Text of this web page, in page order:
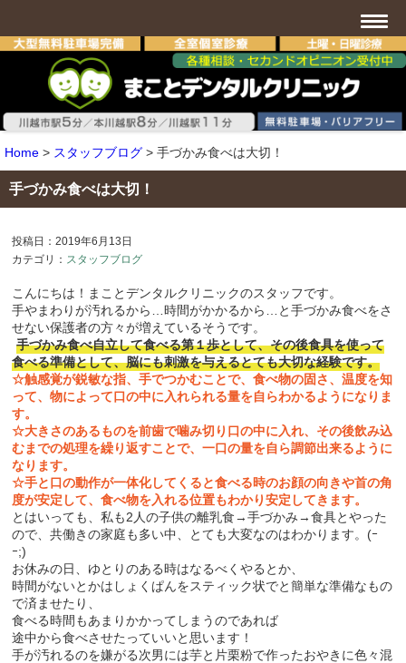
Home > スタッフブログ > 手づかみ食べは大切！
手づかみ食べは大切！
投稿日：2019年6月13日
カテゴリ： スタッフブログ
こんにちは！まことデンタルクリニックのスタッフです。
手やまわりが汚れるから…時間がかかるから… と手づかみ食べをさ
せない保護者の方々が増えているそうです。
手づかみ食べ自立して食べる第１歩として、その後食具を使って
食べる準備として、脳にも刺激を与えるとても大切な経験です。
☆触感覚が鋭敏な指、手でつかむことで、食べ物の固さ、温度を知
って、物によって口の中に入れられる量を自らわかるようになりま
す。
☆大きさのあるものを前歯で噛み切り口の中に入れ、 その後飲み込
むまでの処理を繰り返すことで、一口の量を自ら調節出来るように
なります。
☆手と口の動作が一体化してくると食べる時のお顔の向きや首の角
度が安定して、食べ物を入れる位置もわかり安定してきます。
とはいっても、私も2人の子供の離乳食→手づかみ→食具とやった
ので、共働きの家庭も多い中、 とても大変なのはわかります。(ｰ
ｰ;)
お休みの日、ゆとりのある時はなるべくやるとか、
時間がないとかはしょくぱんをスティック状でと簡単な準備なもの
で済ませたり、
食べる時間もあまりかかってしまうのであれば
途中から食べさせたっていいと思います！
手が汚れるのを嫌がる次男には芋と片栗粉で作ったおやきに色々混